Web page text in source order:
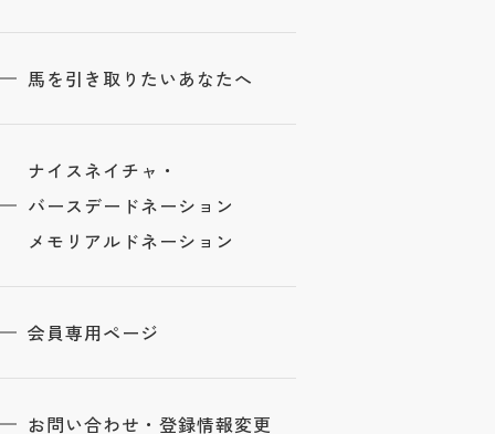
馬を引き取りたいあなたへ
ナイスネイチャ・
バースデードネーション
メモリアルドネーション
会員専用ページ
お問い合わせ・登録情報変更